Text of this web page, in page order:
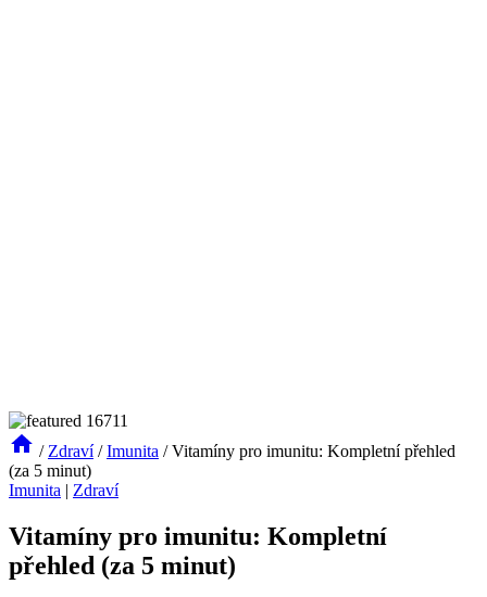
/ Zdraví / Imunita / Vitamíny pro imunitu: Kompletní přehled
(za 5 minut)
Imunita | Zdraví
Vitamíny pro imunitu: Kompletní
přehled (za 5 minut)